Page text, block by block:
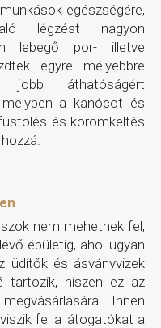
egészségére,
légzést nagyon
lebegő por- illetve
egyre mélyebbre
láthatóságért
melyben a kanócot és
és koromkeltés
nem mehetnek fel,
épületig, ahol ugyan
üdítők és ásványvizek
tartozik, hiszen ez az
Innen
fel a látogatókat a